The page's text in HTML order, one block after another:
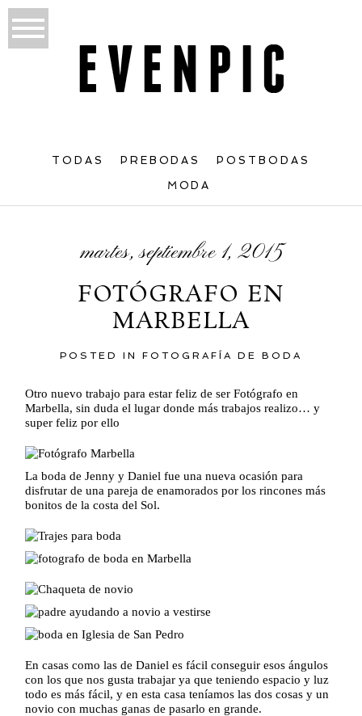
TODAS PREBODAS POSTBODAS
MODA
martes, septiembre 1, 2015
FOTÓGRAFO EN
MARBELLA
POSTED IN FOTOGRAFÍA DE BODA
Otro nuevo trabajo para estar feliz de ser Fotógrafo en
Marbella, sin duda el lugar donde más trabajos realizo… y
super feliz por ello
La boda de Jenny y Daniel fue una nueva ocasión para
disfrutar de una pareja de enamorados por los rincones más
bonitos de la costa del Sol.
En casas como las de Daniel es fácil conseguir esos ángulos
con los que nos gusta trabajar ya que teniendo espacio y luz
todo es más fácil, y en esta casa teníamos las dos cosas y un
novio con muchas ganas de pasarlo en grande.